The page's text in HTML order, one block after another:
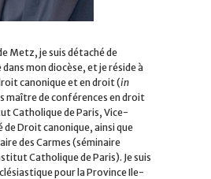
Metz, je suis détaché de
mon diocèse, et je réside à
canonique et en droit (in
maître de conférences en droit
Catholique de Paris, Vice-
de Droit canonique, ainsi que
des Carmes (séminaire
Catholique de Paris). Je suis
pour la Province Ile-